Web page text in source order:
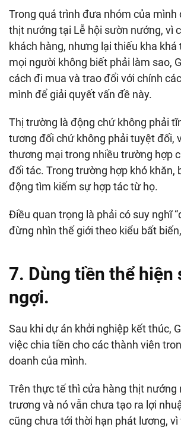
Trong quá trình đưa nhóm của mình
thịt nướng tại Lễ hội sườn nướng, vì
khách hàng, nhưng lại thiếu kha
mọi người không biết phải làm sao,
cách đi mua và trao đổi với chính
mình để giải quyết vấn đề này.
Thị trường là động chứ không phải
tương đối chứ không phải tuyệt đối,
thương mại trong nhiều trường hợp
đối tác. Trong trường hợp khó khăn,
động tìm kiếm sự hợp tác từ họ.
Điều quan trọng là phải có suy nghĩ
đừng nhìn thế giới theo kiểu bất
7. Dùng tiền thể hiện
ngợi.
Sau khi dự án khởi nghiệp kết thúc,
việc chia tiền cho các thành viên
doanh của mình.
Trên thực tế thì cửa hàng thịt nướng
trương và nó vẫn chưa tạo ra lợi
cũng chưa tới thời hạn phát lương, vì